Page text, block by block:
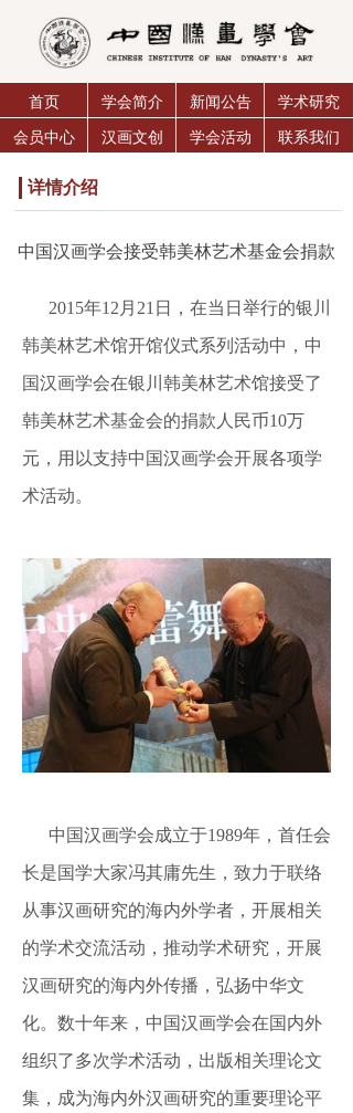
首页 学会简介 新闻公告
学术研究
会员中心
汉画文创 学会活动 联系我们
中国汉画学会接受韩美林艺术基金会捐款
详情介绍
2015年12月21日，在当日举行的银川
韩美林艺术馆开馆仪式系列活动中，中
国汉画学会在银川韩美林艺术馆接受了
韩美林艺术基金会的捐款人民币10万
元，用以支持中国汉画学会开展各项学
术活动。
中国汉画学会成立于1989年，首任会
长是国学大家冯其庸先生，致力于联络
从事汉画研究的海内外学者，开展相关
的学术交流活动，推动学术研究，开展
汉画研究的海内外传播，弘扬中华文
化。数十年来，中国汉画学会在国内外
组织了多次学术活动，出版相关理论文
集，成为海内外汉画研究的重要理论平